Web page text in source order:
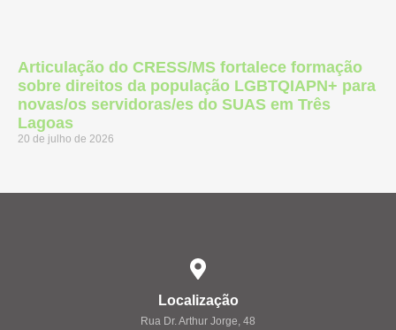
Articulação do CRESS/MS fortalece formação
sobre direitos da população LGBTQIAPN+ para
novas/os servidoras/es do SUAS em Três
Lagoas
20 de julho de 2026
Localização
Rua Dr. Arthur Jorge, 48